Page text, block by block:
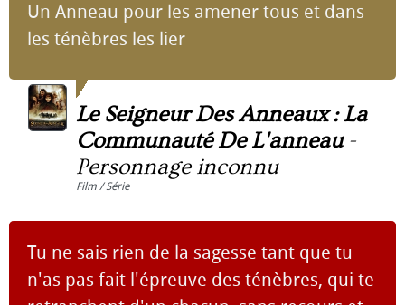
Un Anneau pour les amener tous et dans
les ténèbres les lier
Le Seigneur Des Anneaux : La
Communauté De L'anneau-
Personnage inconnu
Film / Série
Tu ne sais rien de la sagesse tant que tu
n'as pas fait l'épreuve des ténèbres, qui te